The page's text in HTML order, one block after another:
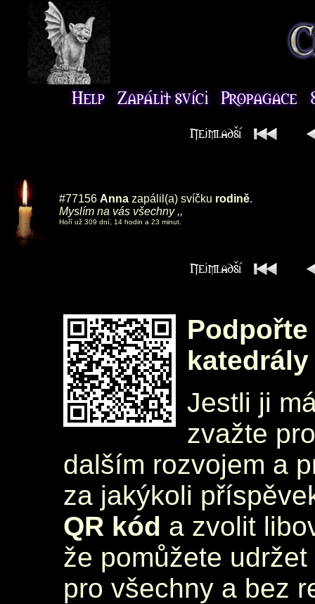
#77156 Anna zapálil(a) svíčku rodině.
Myslím na vás všechny ,,
Hoří už 309 dní, 14 hodin a 23 minut.
katedrály
Jestli ji
zvažte
dalším rozvojem a
za jakýkoli
QR kód a zvolit
že pomůžete
pro všechny a bez